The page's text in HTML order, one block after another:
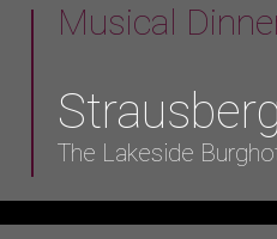
Musical
Strausberg
The Lakeside